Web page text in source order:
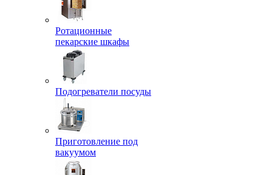
Ротационные
пекарские шкафы
Подогреватели посуды
Приготовление под
вакуумом